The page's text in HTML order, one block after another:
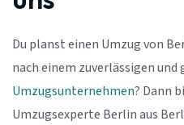
Du planst einen Umzug von
nach einem zuverlässigen und
Umzugsunternehmen? Dann
Umzugsexperte Berlin aus